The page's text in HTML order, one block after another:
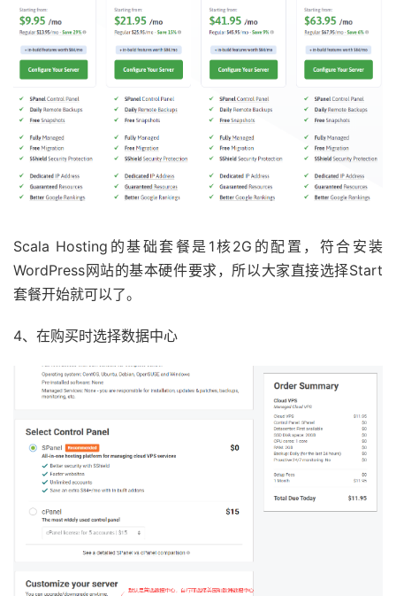
Scala Hosting的基础套餐是1核2G的配置，符合安装
WordPress网站的基本硬件要求，所以大家直接选择Start
套餐开始就可以了。
4、在购买时选择数据中心